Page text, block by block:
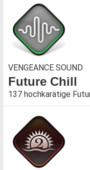
VENGEANCE SOUND
Future Chill
137 hochkarätige